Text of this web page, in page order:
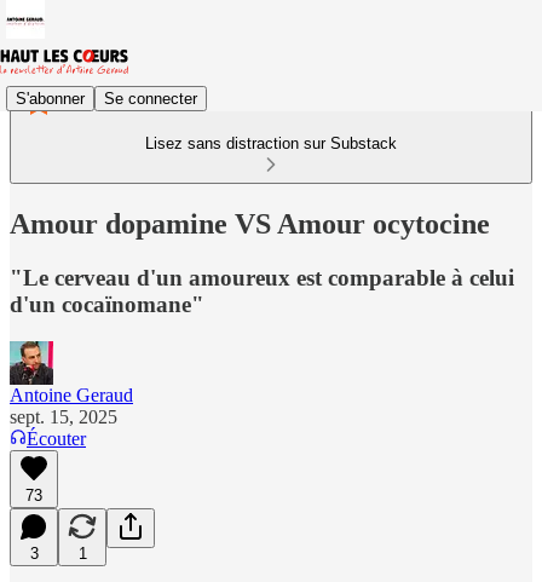
S'abonner Se connecter
Lisez sans distraction sur Substack
Amour dopamine VS Amour ocytocine
"Le cerveau d'un amoureux est comparable à celui
d'un cocaïnomane"
Antoine Geraud
sept. 15, 2025
Écouter
73
3 1